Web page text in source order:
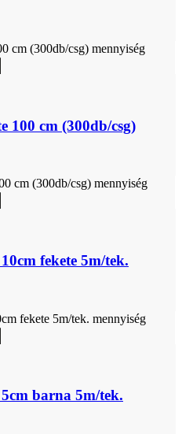
cm (300db/csg) mennyiség
100 cm (300db/csg)
cm (300db/csg) mennyiség
fekete 5m/tek.
fekete 5m/tek. mennyiség
5cm barna 5m/tek.